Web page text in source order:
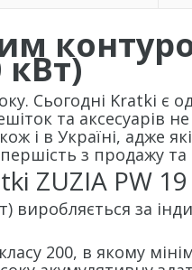
кВт)
Сьогодні Kratki є
та аксесуарів
і в Україні, адже
з продажу
ZUZIA PW
виробляється за
200, в якому